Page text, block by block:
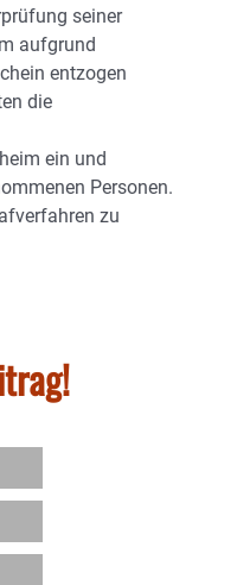
seiner
aufgrund
entzogen
die
ein und
Personen.
zu